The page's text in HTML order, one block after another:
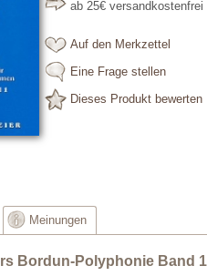
ab 25€
Auf den Merkzettel
Eine Frage stellen
Dieses Produkt bewerten
Meinungen
Bordun-Polyphonie Band